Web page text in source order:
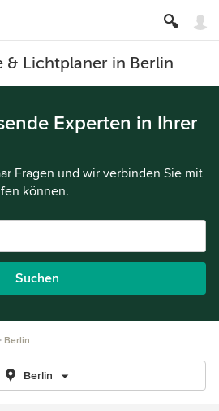
& Lichtplaner in Berlin
Experten in Ihrer
Fragen und wir verbinden Sie mit
können.
Suchen
Berlin
Berlin